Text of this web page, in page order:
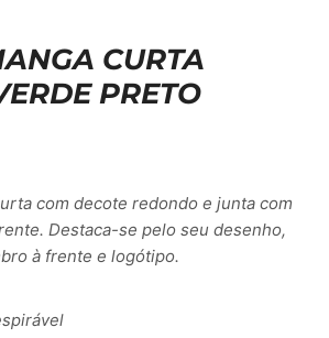
CURTA
PRETO
com decote redondo e junta com
Destaca-se pelo seu desenho,
à frente e logótipo.